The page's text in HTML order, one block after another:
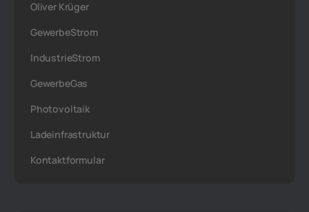
Oliver Krüger
GewerbeStrom
IndustrieStrom
GewerbeGas
Photovoltaik
Ladeinfrastruktur
Kontaktformular